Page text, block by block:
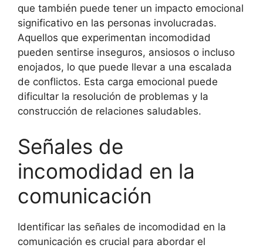
que también puede tener un impacto emocional
significativo en las personas involucradas.
Aquellos que experimentan incomodidad
pueden sentirse inseguros, ansiosos o incluso
enojados, lo que puede llevar a una escalada
de conflictos. Esta carga emocional puede
dificultar la resolución de problemas y la
construcción de relaciones saludables.
Señales de
incomodidad en la
comunicación
Identificar las señales de incomodidad en la
comunicación es crucial para abordar el